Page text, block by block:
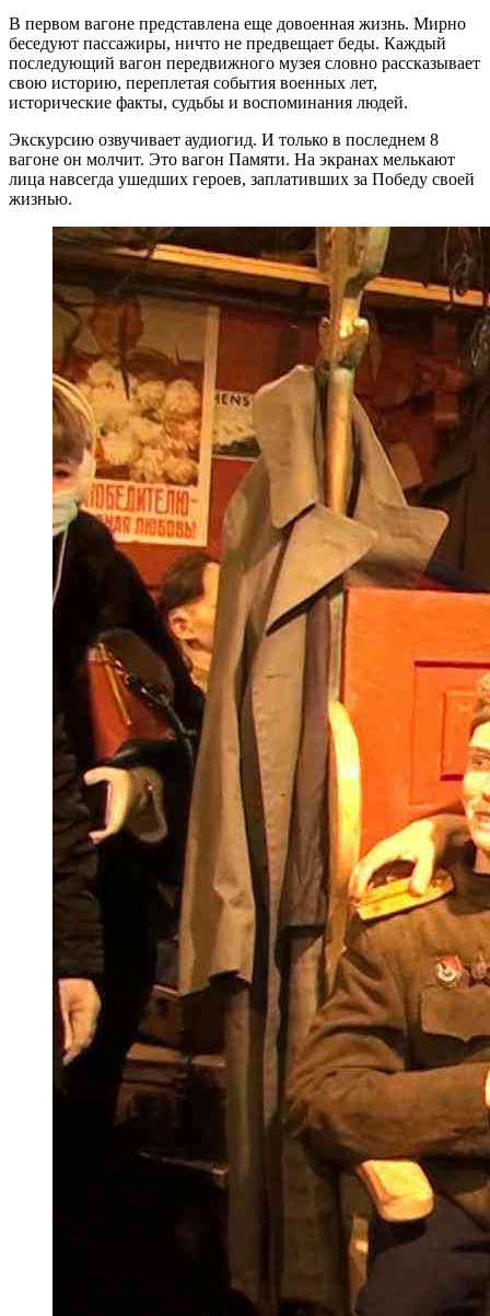
В первом вагоне представлена еще довоенная жизнь. Мирно
беседуют пассажиры, ничто не предвещает беды. Каждый
последующий вагон передвижного музея словно рассказывает
свою историю, переплетая события военных лет,
исторические факты, судьбы и воспоминания людей.
Экскурсию озвучивает аудиогид. И только в последнем 8
вагоне он молчит. Это вагон Памяти. На экранах мелькают
лица навсегда ушедших героев, заплативших за Победу своей
жизнью.